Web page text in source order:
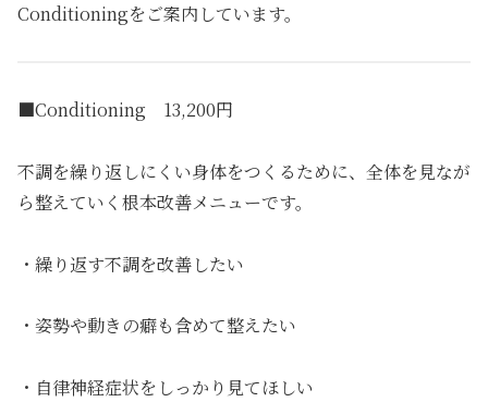
Conditioningをご案内しています。
■Conditioning 13,200円
不調を繰り返しにくい身体をつくるために、全体を見なが
ら整えていく根本改善メニューです。
・繰り返す不調を改善したい
・姿勢や動きの癖も含めて整えたい
・自律神経症状をしっかり見てほしい